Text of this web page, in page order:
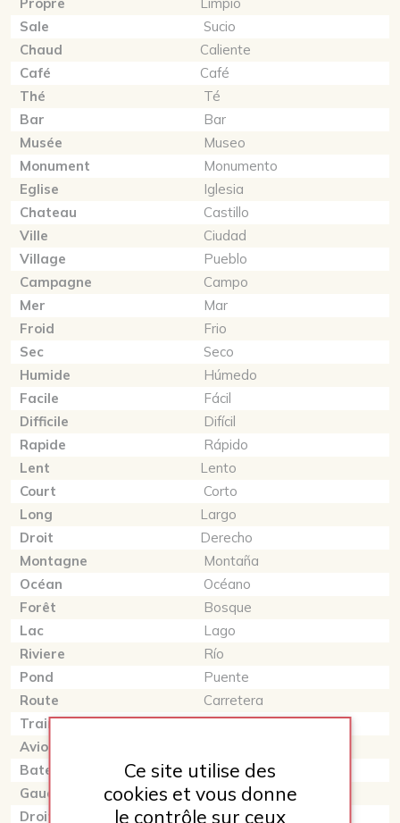
Sale
Sucio
Chaud
Caliente
Café
Café
Thé
Té
Bar
Bar
Musée
Museo
Monument
Monumento
Eglise
Iglesia
Chateau
Castillo
Ville
Ciudad
Village
Pueblo
Campagne
Campo
Mer
Mar
Froid
Frio
Sec
Seco
Humide
Húmedo
Facile
Fácil
Difficile
Difícil
Rapide
Rápido
Lent
Lento
Court
Corto
Long
Largo
Droit
Derecho
Montagne
Montaña
Océan
Océano
Forêt
Bosque
Lac
Lago
Riviere
Río
Pond
Puente
Route
Carretera
Train
Tren
Avion
Bateau
Barco
Gauche
Izquierda
Droite
Derecha
Ce site utilise des
cookies et vous donne
le contrôle sur ceux